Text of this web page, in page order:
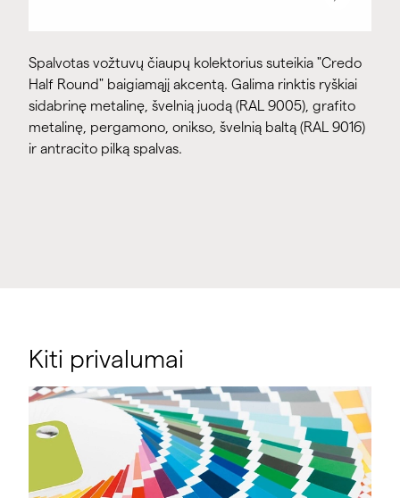
Spalvotas vožtuvų čiaupų kolektorius suteikia "Credo
Half Round" baigiamąjį akcentą. Galima rinktis ryškiai
sidabrinę metalinę, švelnią juodą (RAL 9005), grafito
metalinę, pergamono, onikso, švelnią baltą (RAL 9016)
ir antracito pilką spalvas.
Kiti privalumai